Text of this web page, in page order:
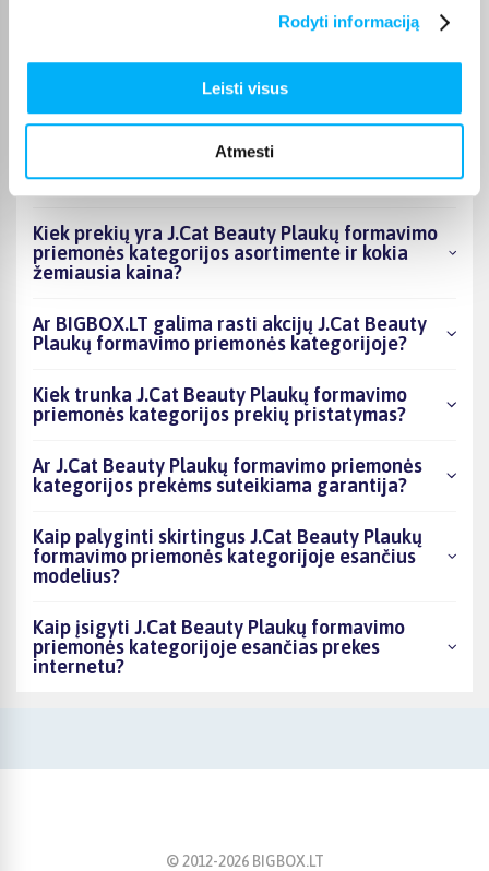
Rodyti informaciją
Leisti visus
Atmesti
Kokie J.Cat Beauty Plaukų formavimo
priemonės kategorijoje esantys produktai šiuo
metu populiariausi?
Kiek prekių yra J.Cat Beauty Plaukų formavimo
priemonės kategorijos asortimente ir kokia
žemiausia kaina?
Ar BIGBOX.LT galima rasti akcijų J.Cat Beauty
Plaukų formavimo priemonės kategorijoje?
Kiek trunka J.Cat Beauty Plaukų formavimo
priemonės kategorijos prekių pristatymas?
Ar J.Cat Beauty Plaukų formavimo priemonės
kategorijos prekėms suteikiama garantija?
Kaip palyginti skirtingus J.Cat Beauty Plaukų
formavimo priemonės kategorijoje esančius
modelius?
Kaip įsigyti J.Cat Beauty Plaukų formavimo
priemonės kategorijoje esančias prekes
internetu?
© 2012-2026BIGBOX.LT